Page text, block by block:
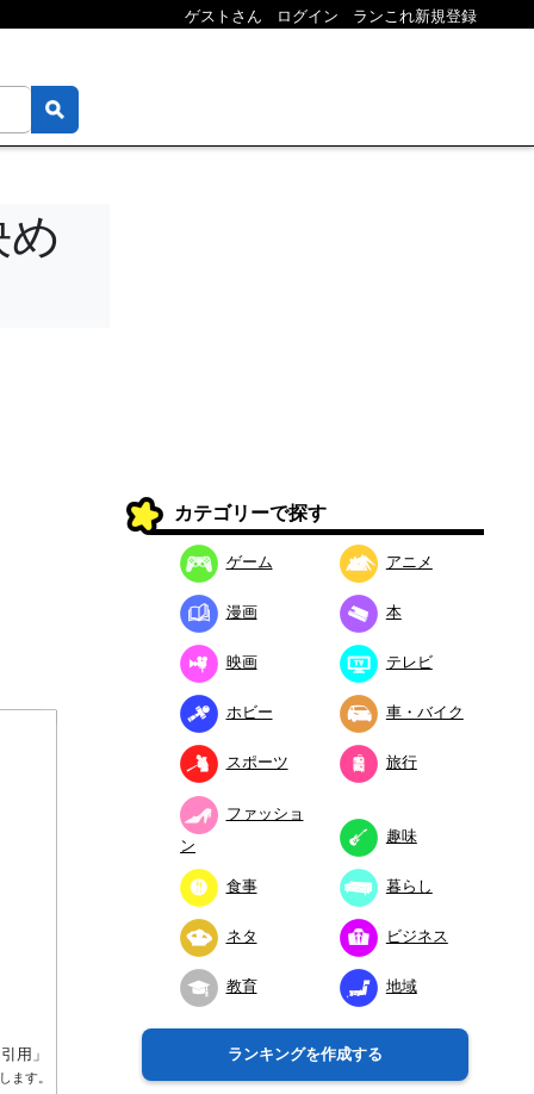
ゲストさん ログイン ランこれ新規登録
用」
ます。
カテゴリーで探す
ゲーム アニメ
漫画 本
映画 テレビ
ホビー 車・バイク
スポーツ 旅行
ファッショ
ン
趣味
食事 暮らし
ネタ ビジネス
教育 地域
ランキングを作成する